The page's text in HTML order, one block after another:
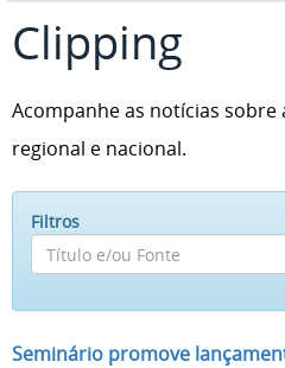
Clipping
Acompanhe as notícias sobre
regional e nacional.
Filtros
Seminário promove